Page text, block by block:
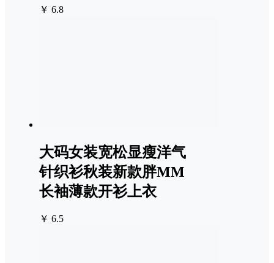
￥ 6.8
大码女装宽松显瘦洋气
针织衫秋装新款胖MM
长袖薄款开衫上衣
￥ 6.5